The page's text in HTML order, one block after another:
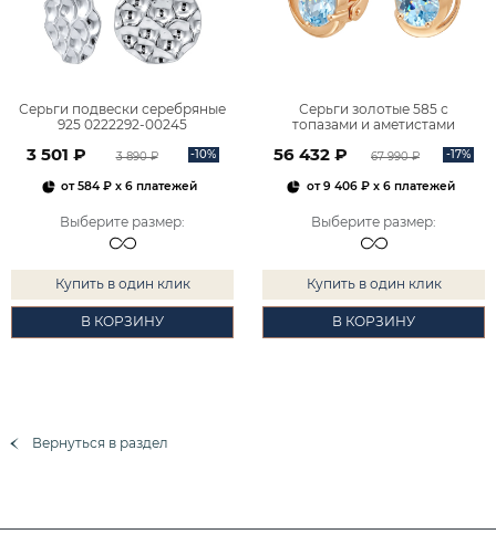
Серьги подвески серебряные
925 0222292-00245
3 501 ₽ 3 890 ₽ -10%
от584 ₽ x 6 платежей
Выберите размер:
Купить в один клик
В КОРЗИНУ
Серьги золотые 585 с
топазами и аметистами
56 432 ₽ 67 990 ₽ -17%
от9 406 ₽x 6 платежей
Выберите размер:
Купить в один клик
В КОРЗИНУ
Вернуться в раздел